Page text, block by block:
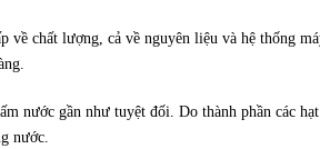
về chất lượng, cả về nguyên liệu và hệ thống
nước gần như tuyệt đối. Do thành phần các
nước.